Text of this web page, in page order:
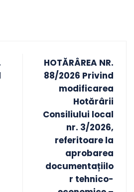
HOTĂRÂREA NR.
88/2026 Privind
modificarea
Hotărârii
Consiliului local
nr. 3/2026,
referitoare la
aprobarea
documentațiilo
r tehnico-